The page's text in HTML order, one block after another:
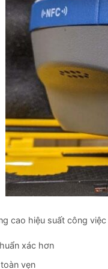
cao hiệu suất công
xác hơn
vẹn